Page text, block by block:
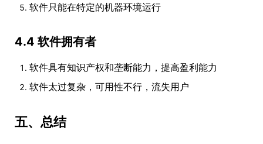
软件只能在特定的机器环境运行
4.4 软件拥有者
软件具有知识产权和垄断能力，提高盈利能力
软件太过复杂，可用性不行，流失用户
五、总结